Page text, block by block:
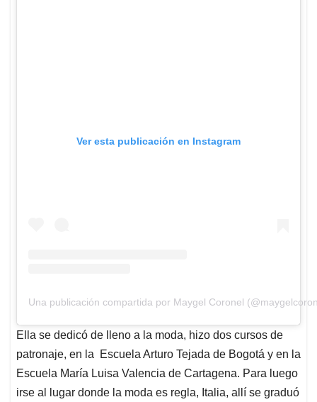
Ver esta publicación en Instagram
Una publicación compartida por Maygel Coronel
Ella se dedicó de lleno a la moda, hizo dos cursos de
patronaje, en la Escuela Arturo Tejada de Bogotá y en la
Escuela María Luisa Valencia de Cartagena. Para luego
irse al lugar donde la moda es regla, Italia, allí se graduó